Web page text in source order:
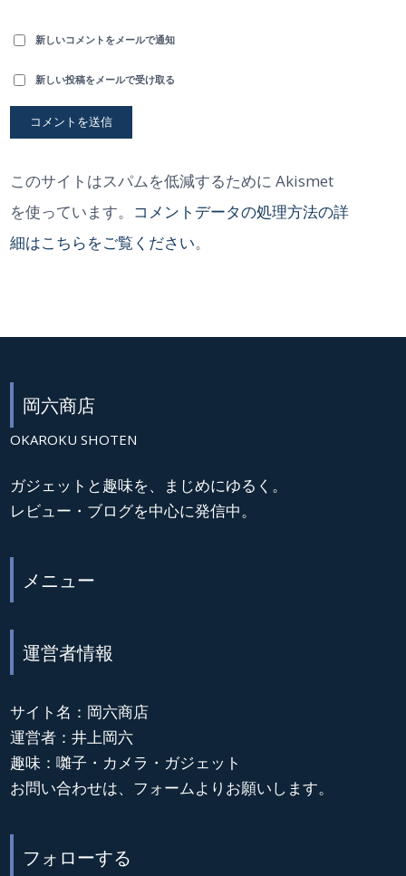
新しいコメントをメールで通知
新しい投稿をメールで受け取る
このサイトはスパムを低減するために Akismet
を使っています。 コメントデータの処理方法の詳
細はこちらをご覧ください。
岡六商店
OKAROKU SHOTEN
ガジェットと趣味を、まじめにゆるく。
レビュー・ブログを中心に発信中。
メニュー
運営者情報
サイト名：岡六商店
運営者：井上岡六
趣味：囃子・カメラ・ガジェット
お問い合わせは、フォームよりお願いします。
フォローする